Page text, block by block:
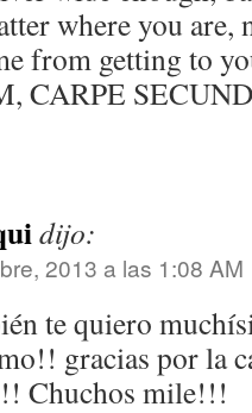
where you are,
from getting to
CARPE
dijo:
2013 a las 1:08 AM
te quiero
gracias por la
Chuchos mile!!!